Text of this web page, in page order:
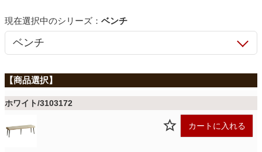
ファブリック
シリーズ： ベンチ
ホワイト/3103172
カートに入れる